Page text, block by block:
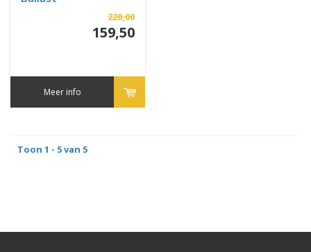
220,00
159,50
Meer info
Toon 1 - 5 van 5